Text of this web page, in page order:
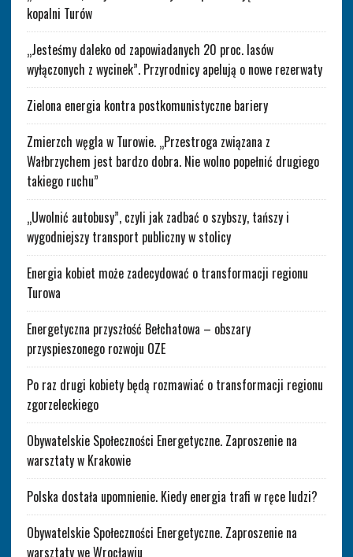
kopalni Turów
„Jesteśmy daleko od zapowiadanych 20 proc. lasów
wyłączonych z wycinek”. Przyrodnicy apelują o nowe rezerwaty
Zielona energia kontra postkomunistyczne bariery
Zmierzch węgla w Turowie. „Przestroga związana z
Wałbrzychem jest bardzo dobra. Nie wolno popełnić drugiego
takiego ruchu”
„Uwolnić autobusy”, czyli jak zadbać o szybszy, tańszy i
wygodniejszy transport publiczny w stolicy
Energia kobiet może zadecydować o transformacji regionu
Turowa
Energetyczna przyszłość Bełchatowa – obszary
przyspieszonego rozwoju OZE
Po raz drugi kobiety będą rozmawiać o transformacji regionu
zgorzeleckiego
Obywatelskie Społeczności Energetyczne. Zaproszenie na
warsztaty w Krakowie
Polska dostała upomnienie. Kiedy energia trafi w ręce ludzi?
Obywatelskie Społeczności Energetyczne. Zaproszenie na
warsztaty we Wrocławiu